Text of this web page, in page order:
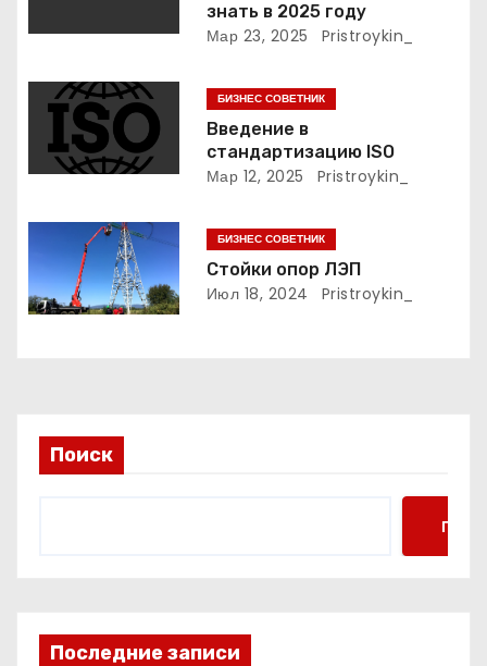
а
п
с
я
знать в 2025 году
Мар 23, 2025 Pristroykin_
БИЗНЕС СОВЕТНИК
Введение в
стандартизацию ISO
Мар 12, 2025 Pristroykin_
БИЗНЕС СОВЕТНИК
Стойки опор ЛЭП
Июл 18, 2024 Pristroykin_
Поиск
Поиск
Последние записи